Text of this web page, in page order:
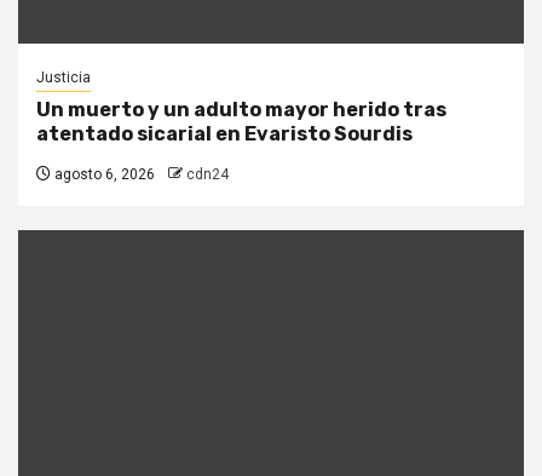
Justicia
Un muerto y un adulto mayor herido tras
atentado sicarial en Evaristo Sourdis
agosto 6, 2026 cdn24